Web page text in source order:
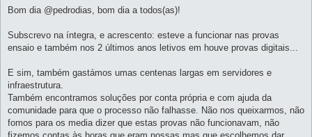
n
g
m
Bom dia @pedrodias, bom dia a todos(as)!
Subscrevo na íntegra, e acrescento: esteve a funcionar nas provas
ensaio e também nos 2 últimos anos letivos em houve provas digitais...
E sim, também gastámos umas centenas largas em servidores e
infraestrutura.
Também encontramos soluções por conta própria e com ajuda da
comunidade para que o processo não falhasse. Não nos queixarmos, não
fomos para os media dizer que estas provas não funcionavam, não